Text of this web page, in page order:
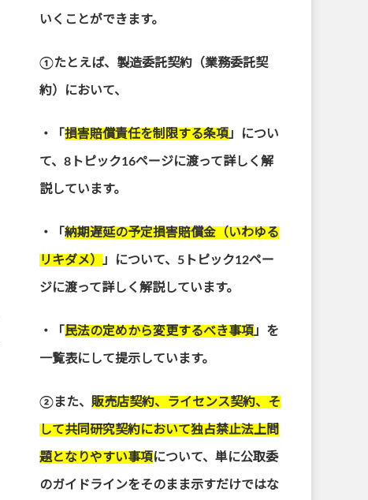
いくことができます。
①たとえば、製造委託契約（業務委託契
約）において、
・「 損害賠償責任を制限する条項 」につい
て、8トピック16ページに渡って詳しく解
説しています。
・「 納期遅延の予定損害賠償金（いわゆる
リキダメ） 」について、5トピック12ペー
ジに渡って詳しく解説しています。
・「 民法の定めから変更するべき事項 」を
一覧表にして提示しています。
②また、 販売店契約、ライセンス契約、そ
して共同研究契約において独占禁止法上問
題となりやすい事項について、単に公取委
のガイドラインをそのまま示すだけではな